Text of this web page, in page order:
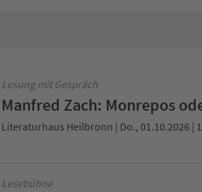
Lesung mit Gespräch
Manfred Zach: Monrepos
Literaturhaus Heilbronn | Do., 01.10.2026 |
Lesebühne